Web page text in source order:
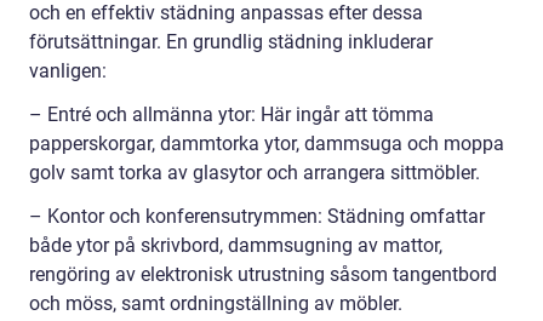
och en effektiv städning anpassas efter dessa
förutsättningar. En grundlig städning inkluderar
vanligen:
– Entré och allmänna ytor: Här ingår att tömma
papperskorgar, dammtorka ytor, dammsuga och moppa
golv samt torka av glasytor och arrangera sittmöbler.
– Kontor och konferensutrymmen: Städning omfattar
både ytor på skrivbord, dammsugning av mattor,
rengöring av elektronisk utrustning såsom tangentbord
och möss, samt ordningställning av möbler.